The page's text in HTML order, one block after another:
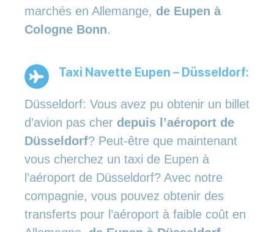
marchés en Allemange, de Eupen à
Cologne Bonn.
Taxi Navette Eupen – Düsseldorf:
Düsseldorf: Vous avez pu obtenir un billet
d’avion pas cher depuis l’aéroport de
Düsseldorf? Peut-être que maintenant
vous cherchez un taxi de Eupen à
l’aéroport de Düsseldorf? Avec notre
compagnie, vous pouvez obtenir des
transferts pour l’aéroport à faible coût en